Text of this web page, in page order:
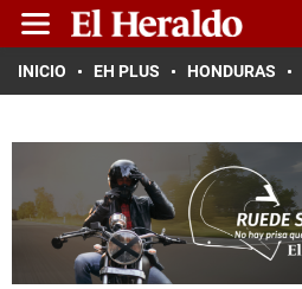
INICIO EH PLUS HONDURAS